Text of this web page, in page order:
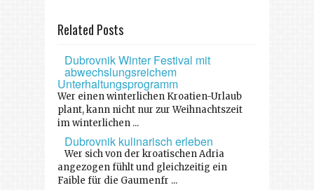
Related Posts
Dubrovnik Winter Festival mit
abwechslungsreichem
Unterhaltungsprogramm
Wer einen winterlichen Kroatien-Urlaub
plant, kann nicht nur zur Weihnachtszeit
im winterlichen ...
Dubrovnik kulinarisch erleben
Wer sich von der kroatischen Adria
angezogen fühlt und gleichzeitig ein
Faible für die Gaumenfr ...